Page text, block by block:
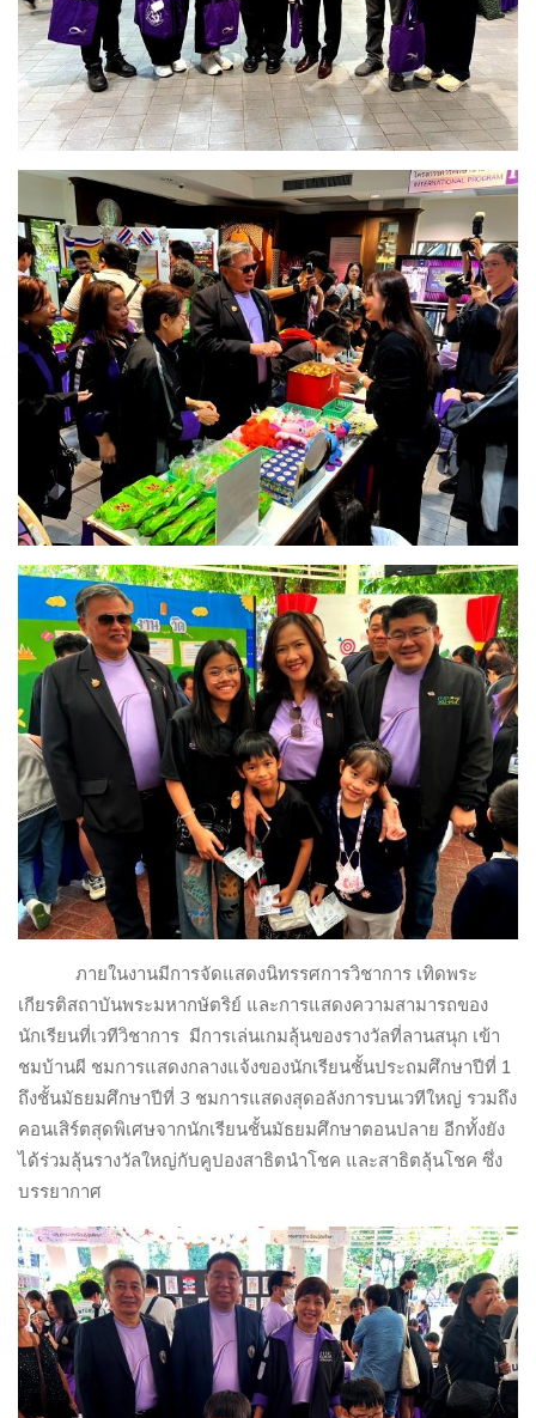
ภายในงานมีการจัดแสดงนิทรรศการวิชาการ เทิดพระ
เกียรติสถาบันพระมหากษัตริย์ และการแสดงความสามารถของ
นักเรียนที่เวทีวิชาการ มีการเล่นเกมลุ้นของรางวัลที่ลานสนุก เข้า
ชมบ้านผี ชมการแสดงกลางแจ้งของนักเรียนชั้นประถมศึกษาปีที่ 1
ถึงชั้นมัธยมศึกษาปีที่ 3 ชมการแสดงสุดอลังการบนเวทีใหญ่ รวมถึง
คอนเสิร์ตสุดพิเศษจากนักเรียนชั้นมัธยมศึกษาตอนปลาย อีกทั้งยัง
ได้ร่วมลุ้นรางวัลใหญ่กับคูปองสาธิตนำโชค และสาธิตลุ้นโชค ซึ่ง
บรรยากาศ